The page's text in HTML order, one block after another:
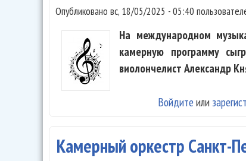
Опубликовано вс, 18/05/2025 - 05:40
На международном
камерную программу
виолончелист Александр
Войдите или
Камерный оркестр Санкт-